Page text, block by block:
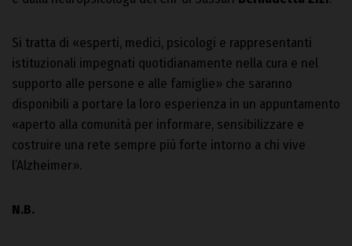
Si tratta di «esperti, medici, psicologi e rappresentanti
istituzionali impegnati quotidianamente nella cura e nel
supporto alle persone e alle famiglie» che saranno
disponibili a portare la loro esperienza in un appuntamento
«aperto alla comunità per informare, sensibilizzare e
costruire una rete sempre più forte intorno a chi vive
l’Alzheimer».
N.B.